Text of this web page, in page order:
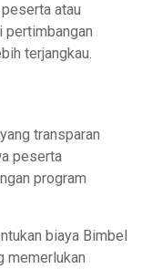
atau
pertimbangan
terjangkau.
transparan
peserta
program
biaya Bimbel
memerlukan